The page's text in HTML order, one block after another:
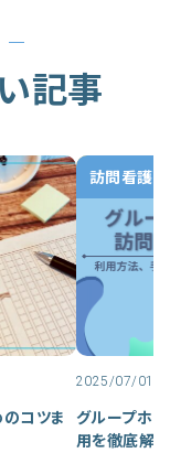
記事
コツま
訪問看護
2025/07/01
グループホー
用を徹底解説